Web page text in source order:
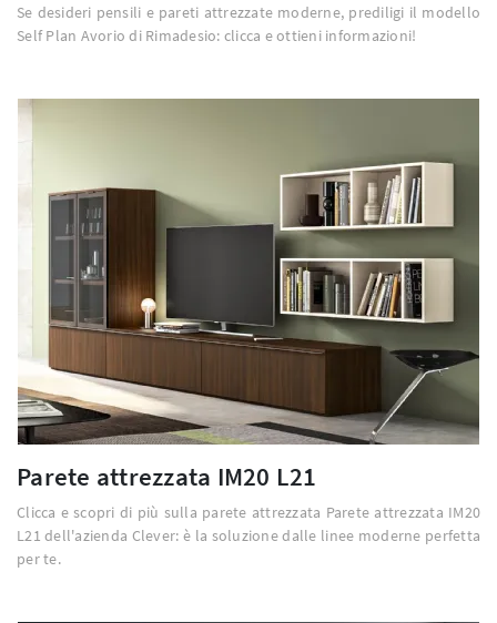
Se desideri pensili e pareti attrezzate moderne, prediligi il modello
Self Plan Avorio di Rimadesio: clicca e ottieni informazioni!
Parete attrezzata IM20 L21
Clicca e scopri di più sulla parete attrezzata Parete attrezzata IM20
L21 dell'azienda Clever: è la soluzione dalle linee moderne perfetta
per te.